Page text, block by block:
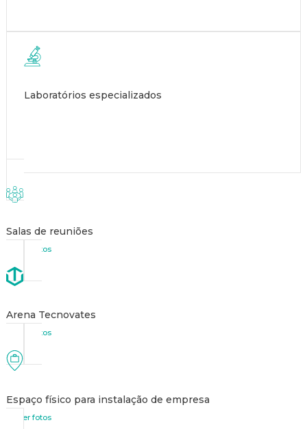
Laboratórios especializados
Salas de reuniões
ver fotos
Arena Tecnovates
ver fotos
Espaço físico para instalação de empresa
ver fotos